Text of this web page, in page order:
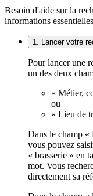
Besoin d'aide sur la
informations
1. Lancer votre
Pour lancer une
un des deux
« Métier,
ou
« Lieu de
Dans le champ «
vous pouvez
« brasserie » en
mot. Vous
directement sa